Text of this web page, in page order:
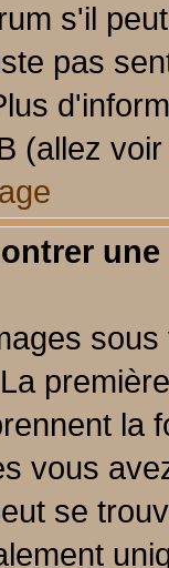
s'il
pas
(allez
la
vous
se